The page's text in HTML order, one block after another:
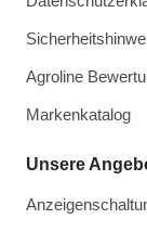
Agroline
Markenkatalog
Unsere